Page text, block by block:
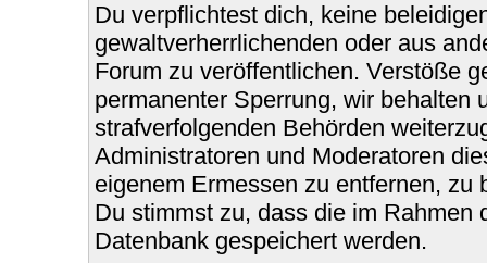
Du verpflichtest dich, keine
gewaltverherrlichenden oder aus
Forum zu veröffentlichen. Verstöße
permanenter Sperrung, wir behalten
strafverfolgenden Behörden
Administratoren und Moderatoren
eigenem Ermessen zu entfernen, zu
Du stimmst zu, dass die im Rahmen
Datenbank gespeichert werden.